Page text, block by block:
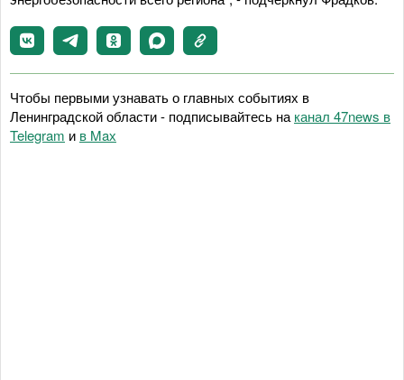
Чтобы первыми узнавать о главных событиях в
Ленинградской области - подписывайтесь на канал 47news в
Telegram и в Maх